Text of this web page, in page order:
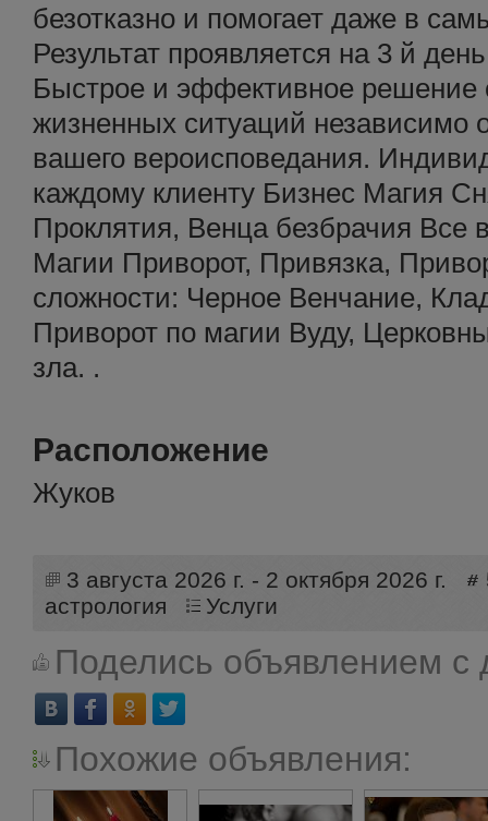
безотказно и помогает даже в
Результат проявляется на 3 й
Быстрое и эффективное
жизненных ситуаций независимо
вашего вероисповедания.
каждому клиенту Бизнес Магия
Проклятия, Венца безбрачия Все
Магии Приворот, Привязка,
сложности: Черное Венчание,
Приворот по магии Вуду,
зла. .
Расположение
Жуков
3 августа 2026 г. - 2 октября 2026 г.
астрология
Услуги
Поделись объявлением с
Похожие объявления: